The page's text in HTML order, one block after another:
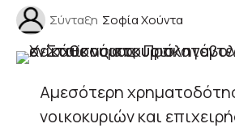
Σύνταξη Σοφία Χούντα
Αμεσότερη
νοικοκυριών και